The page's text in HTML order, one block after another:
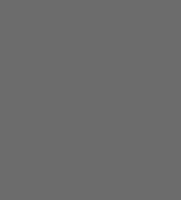
nach einer bestimmten Agria-
Zubehör oder Ersatzteil?
mit Zapfen ausbauen wie?
von